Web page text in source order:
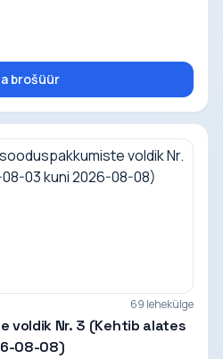
brošüür
69 lehekülge
voldik Nr. 3 (Kehtib alates
08-08)